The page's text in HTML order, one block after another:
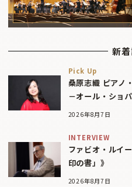
新
Pick Up
桑原志織 ピアノ
－オール・ショ
2026年8月7日
INTERVIEW
ファビオ・ルイ
印の書」》
2026年8月7日